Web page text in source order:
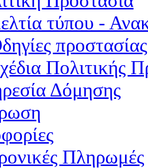
τύπου -
προστασίας
Πολιτικής
Δόμησης
Πληρωμές